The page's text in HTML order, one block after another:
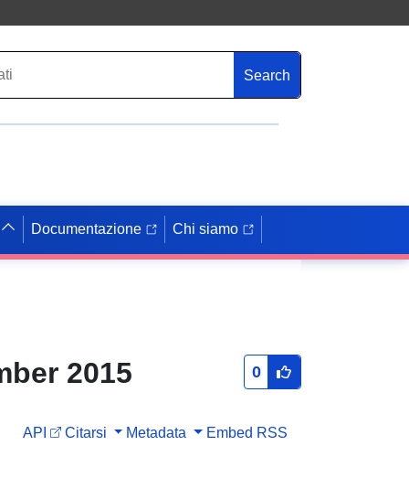
Search
Documentazione Chi siamo
2015 0
API Citarsi Metadata Embed RSS